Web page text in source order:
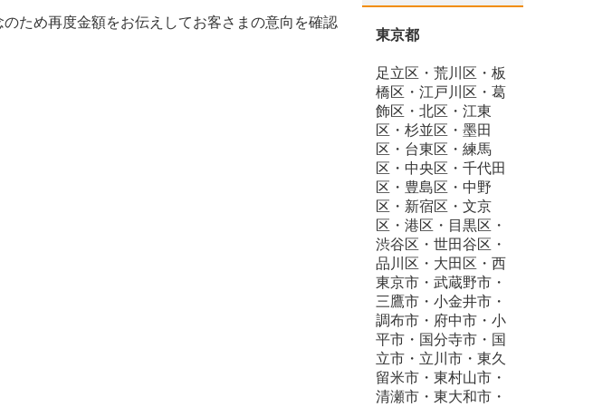
ため再度金額をお伝えしてお客さまの意向を確認
東京都
足立区・荒川区・板
橋区・江戸川区・葛
飾区・北区・江東
区・杉並区・墨田
区・台東区・練馬
区・中央区・千代田
区・豊島区・中野
区・新宿区・文京
区・港区・目黒区・
渋谷区・世田谷区・
品川区・大田区・西
東京市・武蔵野市・
三鷹市・小金井市・
調布市・府中市・小
平市・国分寺市・国
立市・立川市・東久
留米市・東村山市・
清瀬市・東大和市・